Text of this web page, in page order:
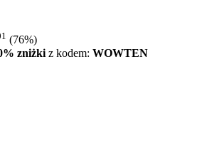
(76%)
zniżki z kodem: WOWTEN